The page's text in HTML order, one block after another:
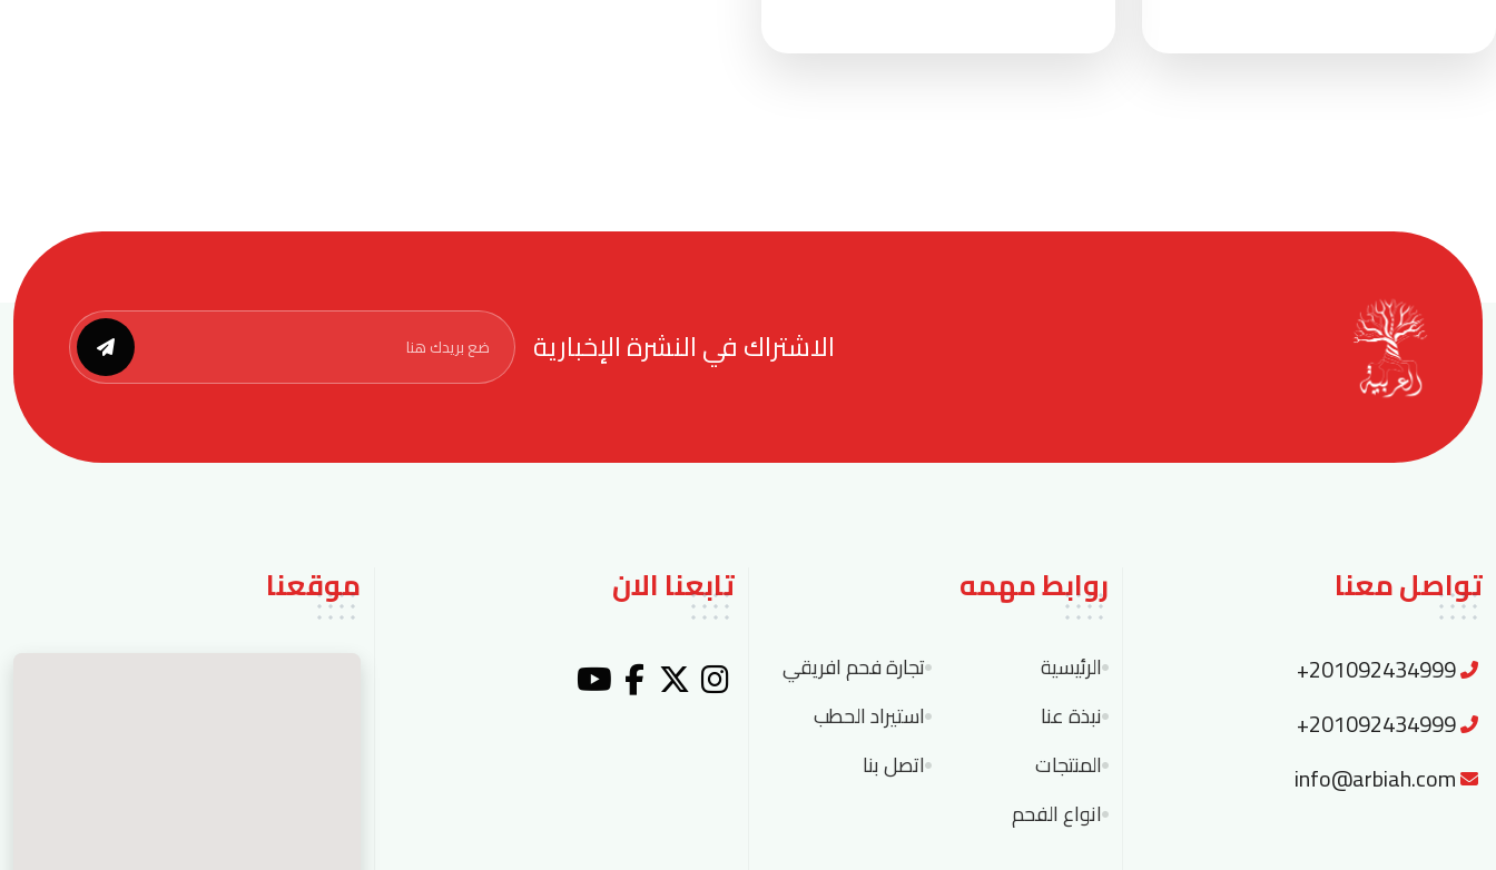
الاشتراك في النشرة الإخبارية
تواصل معنا
+201092434999
+201092434999
info@arbiah.com
روابط مهمه
الرئيسية
نبذة عنا
المنتجات
انواع الفحم
تجارة فحم افريقي
استيراد الحطب
اتصل بنا
تابعنا الان موقعنا